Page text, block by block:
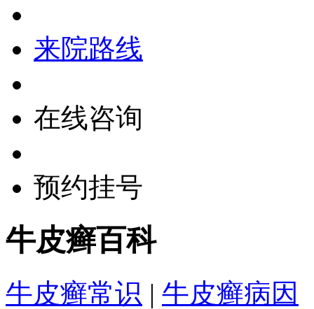
来院路线
在线咨询
预约挂号
牛皮癣百科
牛皮癣常识 | 牛皮癣病因